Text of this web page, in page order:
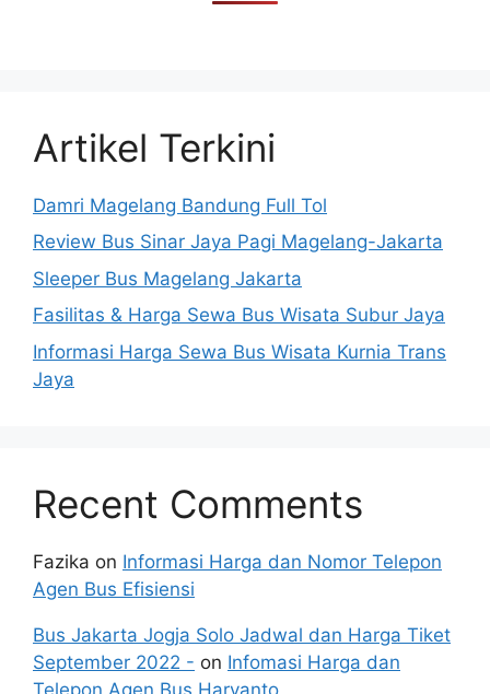
Artikel Terkini
Damri Magelang Bandung Full Tol
Review Bus Sinar Jaya Pagi Magelang-Jakarta
Sleeper Bus Magelang Jakarta
Fasilitas & Harga Sewa Bus Wisata Subur Jaya
Informasi Harga Sewa Bus Wisata Kurnia Trans
Jaya
Recent Comments
Fazika on Informasi Harga dan Nomor Telepon
Agen Bus Efisiensi
Bus Jakarta Jogja Solo Jadwal dan Harga Tiket
September 2022 - on Infomasi Harga dan
Telepon Agen Bus Haryanto